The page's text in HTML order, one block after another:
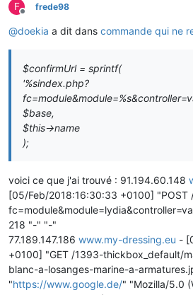
F
Hors-ligne
frede98
@doekia a dit dans commande qui ne
$confirmUrl = sprintf(
'%sindex.php?
$base,
$this->name
);
voici ce que j'ai trouvé : 91.194.60.148
[05/Feb/2018:16:30:33 +0100] "POST
218 "-" "-"
77.189.147.186 www.my-dressing.eu -
+0100] "GET /1393-thickbox_default/
blanc-a-losanges-marine-a-
"https://www.google.de/" "Mozilla/5.0